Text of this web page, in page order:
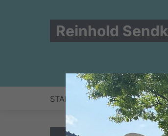
Reinhold
START NEWS ZUR